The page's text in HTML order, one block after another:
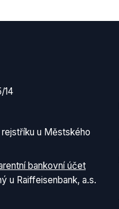
14
u Městského
bankovní účet
u Raiffeisenbank, a.s.